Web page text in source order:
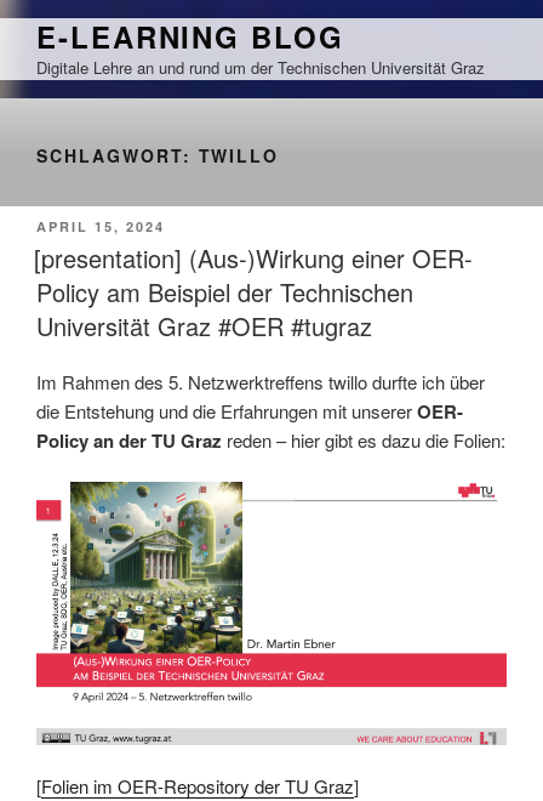
Zum
springen
E-LEARNING BLOG
Digitale Lehre an und rund um der Technischen Universität Graz
SCHLAGWORT: TWILLO
VERÖFFENTLICHT
AM
APRIL 15, 2024
[presentation] (Aus-)Wirkung einer OER-
Policy am Beispiel der Technischen
Universität Graz #OER #tugraz
Im Rahmen des 5. Netzwerktreffens twillo durfte ich über
die Entstehung und die Erfahrungen mit unsererOER-
Policy an der TU Graz reden – hier gibt es dazu die Folien:
[Folien im OER-Repository der TU Graz]